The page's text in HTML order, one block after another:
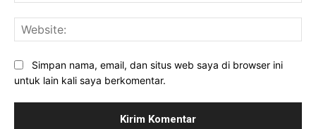
Simpan nama, email, dan situs web saya di browser ini
untuk lain kali saya berkomentar.